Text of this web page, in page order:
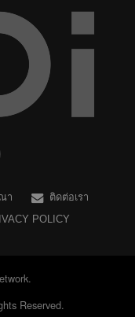
า
ติดต่อเรา
POLICY
Reserved.